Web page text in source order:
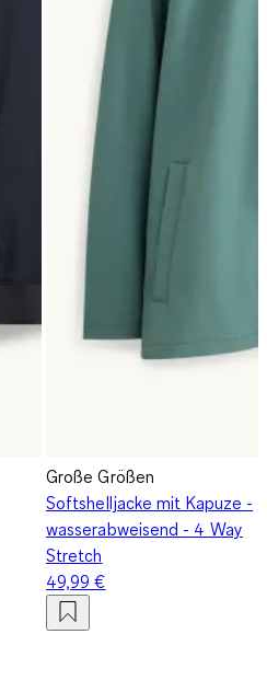
Große Größen
Softshelljacke mit Kapuze -
wasserabweisend - 4 Way
Stretch
49,99 €